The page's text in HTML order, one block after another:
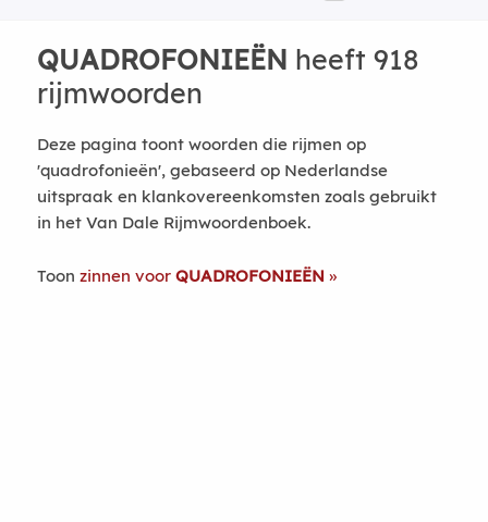
QUADROFONIEËN heeft 918
rijmwoorden
Deze pagina toont woorden die rijmen op
'quadrofonieën', gebaseerd op Nederlandse
uitspraak en klankovereenkomsten zoals gebruikt
in het Van Dale Rijmwoordenboek.
Toon zinnen voor QUADROFONIEËN